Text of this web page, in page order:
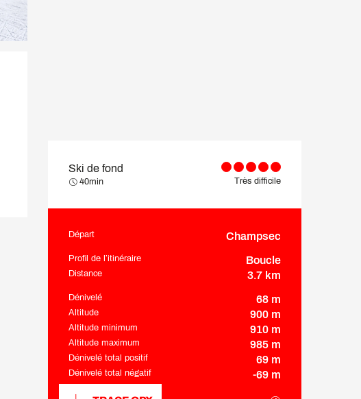
Ski de fond
40min Très difficile
Informations pratiques
Départ Champsec
Profil de l’itinéraire Boucle
Distance 3.7 km
Dénivelé 68 m
Altitude 900 m
Altitude minimum 910 m
Altitude maximum 985 m
Dénivelé total positif 69 m
Dénivelé total négatif -69 m